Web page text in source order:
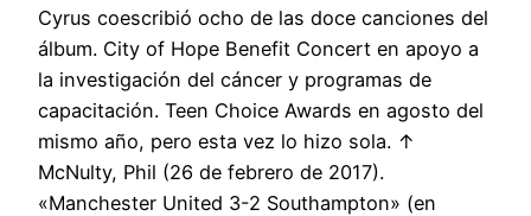
Cyrus coescribió ocho de las doce canciones del
álbum. City of Hope Benefit Concert en apoyo a
la investigación del cáncer y programas de
capacitación. Teen Choice Awards en agosto del
mismo año, pero esta vez lo hizo sola. ↑
McNulty, Phil (26 de febrero de 2017).
«Manchester United 3-2 Southampton» (en